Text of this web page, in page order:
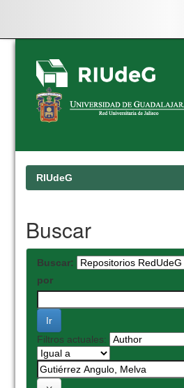
Skip
navigation
RIUdeG
Buscar
Buscar:
por
Filtros actuales: